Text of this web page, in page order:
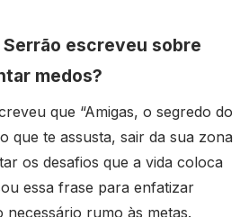
escreveu sobre
medos?
que “Amigas, o segredo do
que te assusta, sair da sua zona
os desafios que a vida coloca
essa frase para enfatizar
rumo às metas.